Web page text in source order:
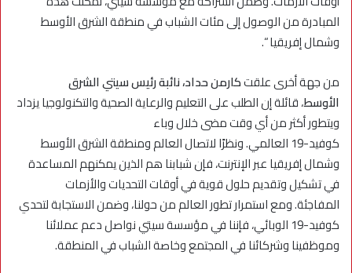
المبادرة من الوصول إلى مئات الشباب في منطقة الشرق الأوسط
وشمال إفريقيا “.
من جهة أخرى علقتكارمن حداد، نائبة رئيس سيتي الشرق
الأوسط، قائلة إن الطلب على التعليم والرعاية الصحية والتكنولوجيا يزداد
ويتطور أكثر من أي وقت مضى خلال وباء
كوفيد-19 العالمي. ونظرًا لاتصال العالم ومنطقة الشرق الأوسط
وشمال إفريقيا عبر الإنترنت، فإن شبابنا هم الذين يمكنهم المساعدة
في تشكيل وتقديم حلول قوية في أوقات التحديات والأزمات
المفاجئة. ومع استمرار تطور العالم من حولنا، وضمن الاستجابة لتحدي
كوفيد-19 الوبائي، فإننا في مؤسسة سيتي نواصل دعم عملائنا
وموظفينا وشركائنا في المجتمع وخاصة الشباب في المنطقة.